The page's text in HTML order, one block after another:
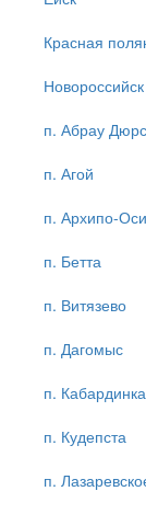
Красная
Новороссийск
п. Абрау
п. Агой
п. Архипо-
п. Бетта
п. Витязево
п. Дагомыс
п. Кабардинка
п. Кудепста
п.